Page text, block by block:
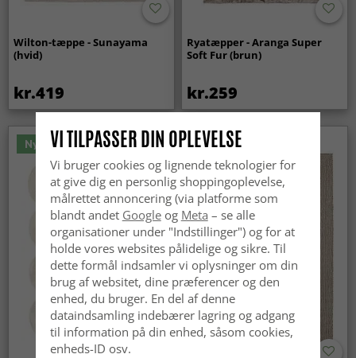
Wilton-tæppe - Sunayama
(hvid)
kr.419
Ryatæpper - Aranga Super
Soft Fur (brun)
kr.259
NyhedVI TILPASSER DIN OPLEVELSE
Vi bruger cookies og lignende teknologier for
at give dig en personlig shoppingoplevelse,
målrettet annoncering (via platforme som
blandt andet Googleog Meta – se alle
organisationer under "Indstillinger") og for at
holde vores websites pålidelige og sikre. Til
dette formål indsamler vi oplysninger om din
brug af websitet, dine præferencer og den
enhed, du bruger. En del af denne
dataindsamling indebærer lagring og adgang
til information på din enhed, såsom cookies,
enheds-ID osv.